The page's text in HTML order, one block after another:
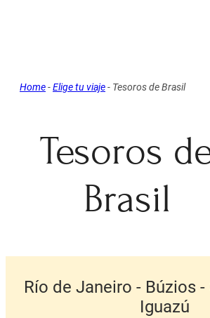
Home-Elige tu viaje- Tesoros de Brasil
Tesoros
Brasil
Río de Janeiro - Búzios
Iguazú